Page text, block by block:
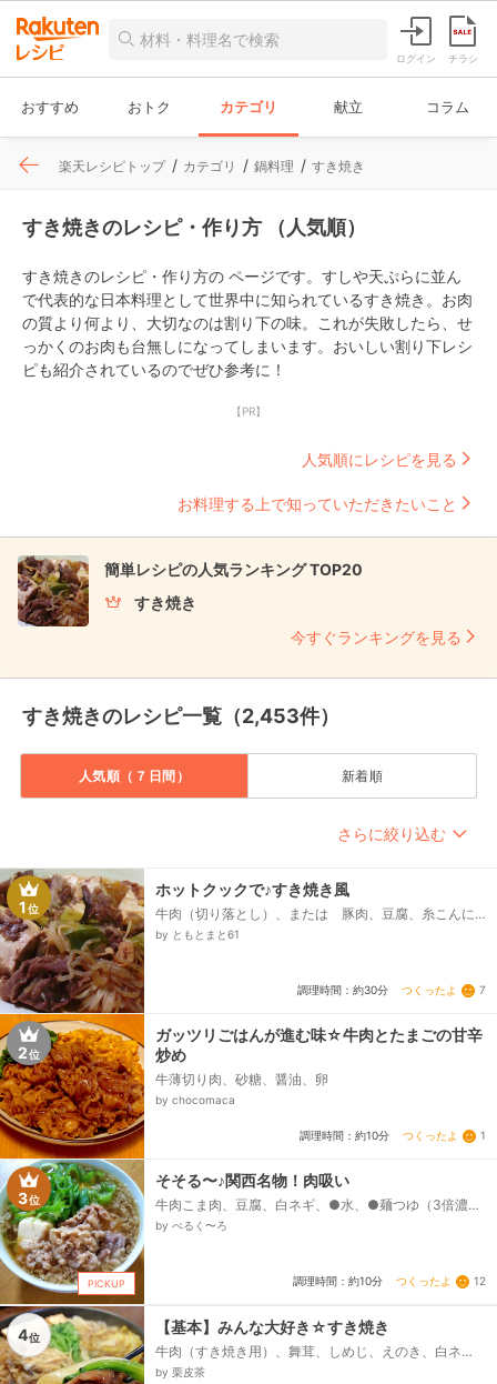
ログイン チラシ
おすすめ おトク カテゴリ 献立 コラム
楽天レシピトップ カテゴリ 鍋料理 すき焼き
すき焼きのレシピ・作り方 （人気順）
すき焼きのレシピ・作り方の ページです。すしや天ぷらに並ん
で代表的な日本料理として世界中に知られているすき焼き。お肉
の質より何より、大切なのは割り下の味。これが失敗したら、せ
っかくのお肉も台無しになってしまいます。おいしい割り下レシ
ピも紹介されているのでぜひ参考に！
【PR】
人気順にレシピを見る
お料理する上で知っていただきたいこと
簡単レシピの人気ランキング TOP20
すき焼き
今すぐランキングを見る
すき焼きのレシピ一覧（2,453件）
人気順（７日間） 新着順
さらに絞り込む
1位
ホットクックで♪すき焼き風
牛肉（切り落とし）、または 豚肉、豆腐、糸こんに
ゃく、長ネギ、えのき、玉ねぎ、☆醤油、☆みりん、
by ともとまと61
調理時間：約30分 つくったよ 7
2位
ガッツリごはんが進む味☆牛肉とたまごの甘辛
炒め
牛薄切り肉、砂糖、醤油、卵
by chocomaca
調理時間：約10分 つくったよ 1
3位
PICKUP
そそる〜♪関西名物！肉吸い
牛肉こま肉、豆腐、白ネギ、●水、●麺つゆ（3倍濃
縮）、●砂糖、●みりん、●塩小さじ1
by ぺるく〜ろ
調理時間：約10分 つくったよ 12
4位
【基本】みんな大好き☆すき焼き
牛肉（すき焼き用）、舞茸、しめじ、えのき、白ネ
ギ、白菜、春菊、焼き豆腐、糸こんにゃく、玉子（L～
by 栗皮茶